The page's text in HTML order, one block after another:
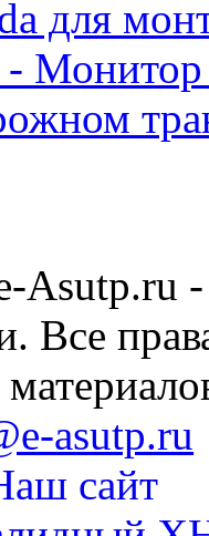
для
Asutp.ru
Все
asutp.ru